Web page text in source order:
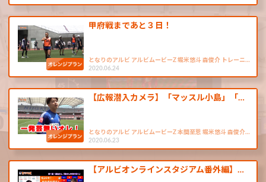
甲府戦まであと３日！
となりのアルビ アルビムービーZ 堀米悠斗 森俊介 トレーニ…
2020.06.24
【広報潜入カメラ】「マッスル小島」「…
となりのアルビ アルビムービーZ 本間至恩 堀米悠斗 森俊介…
2020.06.23
【アルビオンラインスタジアム番外編】…